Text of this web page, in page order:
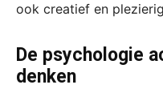
ook creatief en
De psychologie
denken